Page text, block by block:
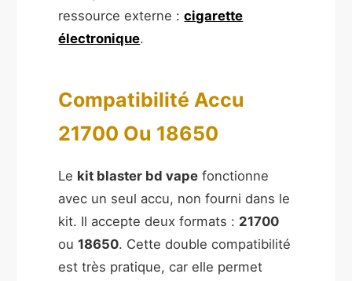
ressource externe :cigarette
électronique.
Compatibilité Accu
21700 Ou 18650
Le kit blaster bd vape fonctionne
avec un seul accu, non fourni dans le
kit. Il accepte deux formats : 21700
ou18650. Cette double compatibilité
est très pratique, car elle permet